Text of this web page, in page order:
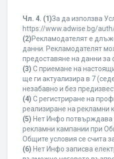
Чл. 4. (1)За да използва
https://www.adwise.bg/
(2)Рекламодателят е
данни. Рекламодателят
предоставяне на данни за
(3) С приемане на
ще ги актуализира в 7
незабавно и без
(4) С регистриране на
реализиране на рекламни
(5) Нет Инфо потвърждава
рекламни кампании при
Общите условия се счита
(6) Нет Инфо записва